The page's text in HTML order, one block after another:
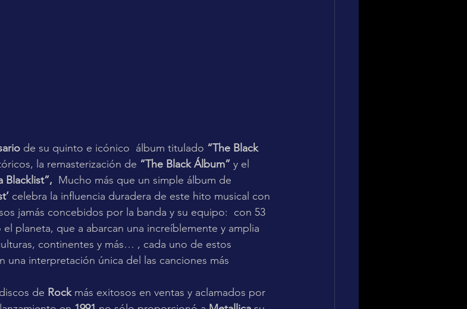
de su quinto e icónico  álbum titulado “The Black
la remasterización de “The Black Álbum” y el
Blacklist”,
  Mucho más que un simple álbum de
celebra la influencia duradera de este hito musical con
jamás concebidos por la banda y su equipo:  con 53
planeta, que a abarcan una increíblemente y amplia
continentes y más… , cada uno de estos
interpretación única del las canciones más
de Rock más exitosos en ventas y aclamados por